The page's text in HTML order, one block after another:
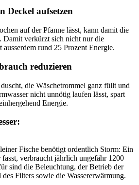
Deckel aufsetzen
auf der Pfanne lässt, kann damit die
Damit verkürzt sich nicht nur die
rund 25 Prozent Energie.
reduzieren
die Wäschetrommel ganz füllt und
nicht unnötig laufen lässt, spart
Energie.
Fische benötigt ordentlich Storm: Ein
verbraucht jährlich ungefähr 1200
sind die Beleuchtung, der Betrieb der
Filters sowie die Wassererwärmung.